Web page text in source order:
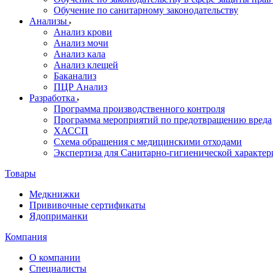
Обучение по санитарному законодательству
Анализы
Анализ крови
Анализ мочи
Анализ кала
Анализ клещей
Баканализ
ПЦР Анализ
Разработка
Программа производственного контроля
Программа мероприятий по предотвращению вреда
ХАССП
Схема обращения с медицинскими отходами
Экспертиза для Санитарно-гигиенической
Товары
Медкнижки
Прививочные сертификаты
Ядоприманки
Компания
О компании
Специалисты